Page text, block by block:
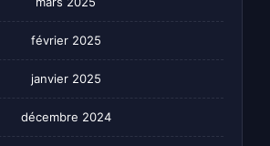
février 2025
janvier 2025
décembre 2024